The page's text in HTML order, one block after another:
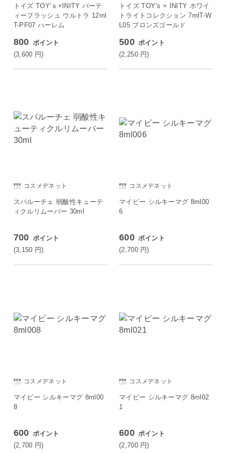
トイズ TOY'ｓ×INITY パーテ
ィーフラッシュ ウルトラ 12ml
T-PF07 ハーレム
800 ポイント
(3,600 円)
トイズ TOY’s × INITY ホワイ
トライトコレクション 7mlT-W
L05 ブロンズゴールド
500 ポイント
(2,250 円)
コスメデネット
スパルーチェ 弱酸性キューテ
ィクルリムーバー 30ml
700 ポイント
(3,150 円)
コスメデネット
マイビー シルキーマグ 8ml00
6
600 ポイント
(2,700 円)
コスメデネット
マイビー シルキーマグ 8ml00
8
600 ポイント
(2,700 円)
コスメデネット
マイビー シルキーマグ 8ml02
1
600 ポイント
(2,700 円)